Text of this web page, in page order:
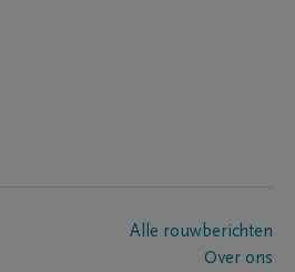
Alle rouwberichten
Over ons